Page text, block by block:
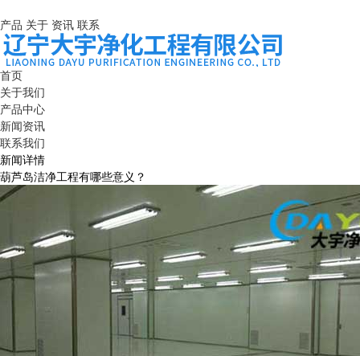
产品 关于 资讯 联系
首页
关于我们
产品中心
新闻资讯
联系我们
新闻详情
葫芦岛洁净工程有哪些意义？